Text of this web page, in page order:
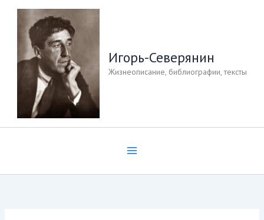
Перейти
содержимому
Игорь-Северянин
Жизнеописание, библиографии, тексты